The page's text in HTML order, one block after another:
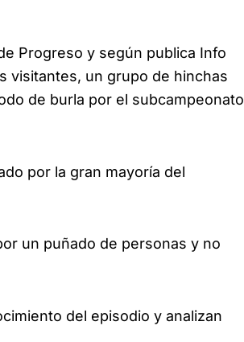
Progreso y según publica Info
visitantes, un grupo de hinchas
de burla por el subcampeonato
por la gran mayoría del
un puñado de personas y no
del episodio y analizan